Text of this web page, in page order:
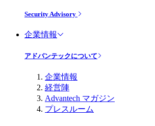
Security Advisory
企業情報
アドバンテックについて
企業情報
経営陣
Advantech マガジン
プレスルーム